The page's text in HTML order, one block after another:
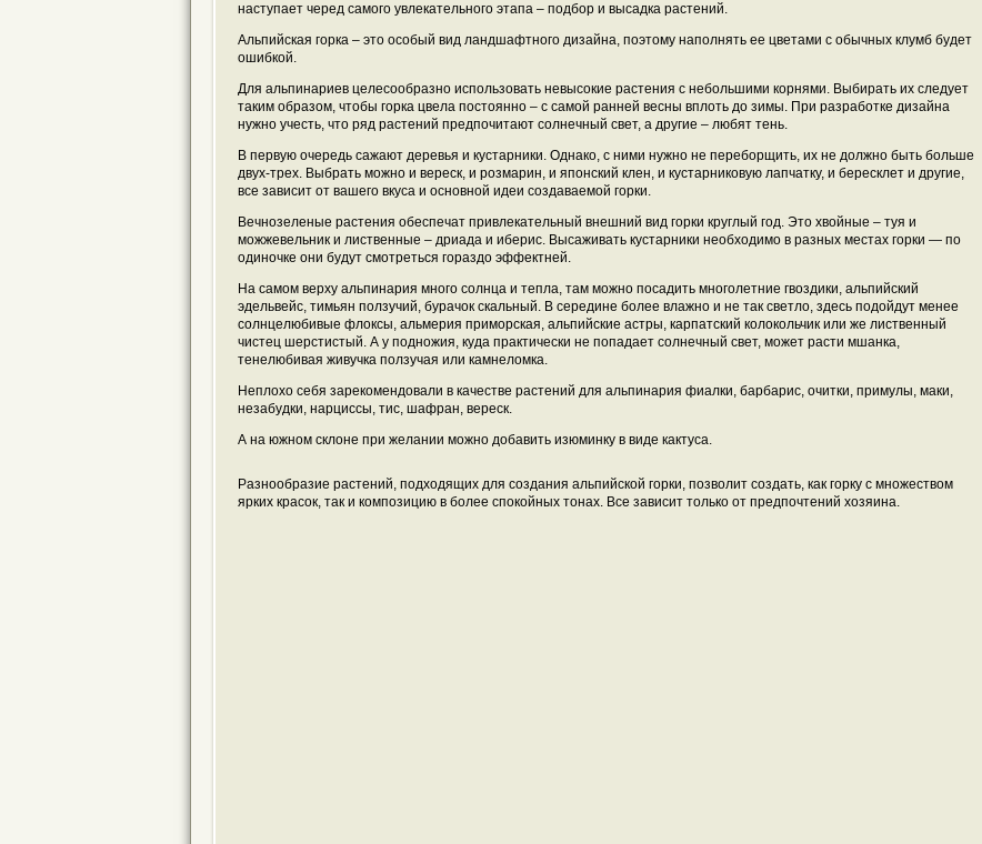
наступает черед самого увлекательного этапа – подбор и высадка растений.
Альпийская горка – это особый вид ландшафтного дизайна, поэтому наполнять ее цветами с обычных клумб будет
ошибкой.
Для альпинариев целесообразно использовать невысокие растения с небольшими корнями. Выбирать их следует
таким образом, чтобы горка цвела постоянно – с самой ранней весны вплоть до зимы. При разработке дизайна
нужно учесть, что ряд растений предпочитают солнечный свет, а другие – любят тень.
В первую очередь сажают деревья и кустарники. Однако, с ними нужно не переборщить, их не должно быть больше
двух-трех. Выбрать можно и вереск, и розмарин, и японский клен, и кустарниковую лапчатку, и бересклет и другие,
все зависит от вашего вкуса и основной идеи создаваемой горки.
Вечнозеленые растения обеспечат привлекательный внешний вид горки круглый год. Это хвойные – туя и
можжевельник и лиственные – дриада и иберис. Высаживать кустарники необходимо в разных местах горки — по
одиночке они будут смотреться гораздо эффектней.
На самом верху альпинария много солнца и тепла, там можно посадить многолетние гвоздики, альпийский
эдельвейс, тимьян ползучий, бурачок скальный. В середине более влажно и не так светло, здесь подойдут менее
солнцелюбивые флоксы, альмерия приморская, альпийские астры, карпатский колокольчик или же лиственный
чистец шерстистый. А у подножия, куда практически не попадает солнечный свет, может расти мшанка,
тенелюбивая живучка ползучая или камнеломка.
Неплохо себя зарекомендовали в качестве растений для альпинария фиалки, барбарис, очитки, примулы, маки,
незабудки, нарциссы, тис, шафран, вереск.
А на южном склоне при желании можно добавить изюминку в виде кактуса.
Разнообразие растений, подходящих для создания альпийской горки, позволит создать, как горку с множеством
ярких красок, так и композицию в более спокойных тонах. Все зависит только от предпочтений хозяина.